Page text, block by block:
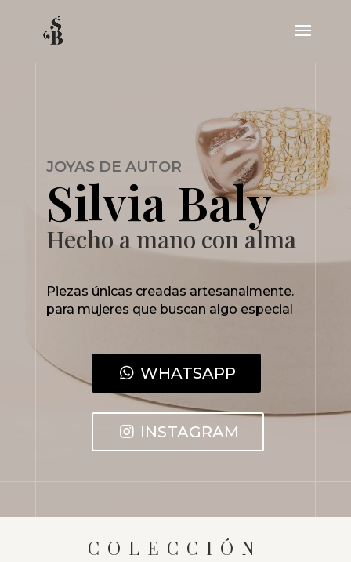
JOYAS DE AUTOR
Silvia Baly
Hecho a mano con alma
Piezas únicas creadas artesanalmente.
para mujeres que buscan algo especial
WHATSAPP
INSTAGRAM
COLECCIÓN